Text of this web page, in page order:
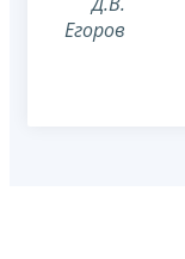
Егоров